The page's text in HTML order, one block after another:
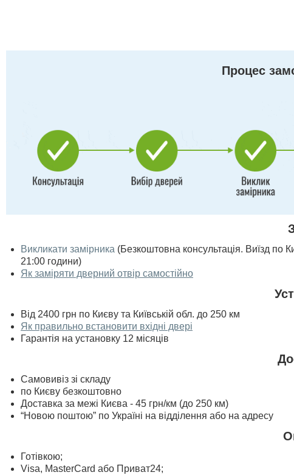
Процес
Викликати замірника (Безкоштовна консультація. Виїзд по
21:00 години)
Як заміряти дверний отвір самостійно
Від 2400 грн по Києву та Київській обл. до 250 км
Як правильно встановити вхідні двері
Гарантія на установку 12 місяців
Самовивіз зі складу
по Києву безкоштовно
Доставка за межі Києва - 45 грн/км (до 250 км)
“Новою поштою” по Україні на відділення або на адресу
Готівкою;
Visa, MasterСard або Приват24;